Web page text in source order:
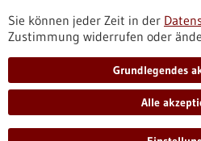
Informiert bleiben
Newsletter abonnieren
Sie können jeder Zeit in der
Zustimmung widerrufen oder
Grundlegendes
Alle